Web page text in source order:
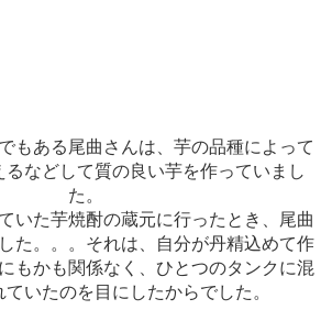
もある尾曲さんは、芋の品種によって
などして質の良い芋を作っていまし
た。
いた芋焼酎の蔵元に行ったとき、尾曲
た。。。それは、自分が丹精込めて作
もかも関係なく、ひとつのタンクに混
いたのを目にしたからでした。